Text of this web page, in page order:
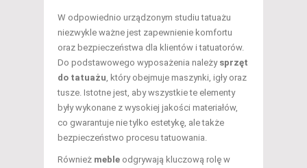
W odpowiednio urządzonym studiu tatuażu
niezwykle ważne jest zapewnienie komfortu
oraz bezpieczeństwa dla klientów i tatuatorów.
Do podstawowego wyposażenia należy sprzęt
do tatuażu , który obejmuje maszynki, igły oraz
tusze. Istotne jest, aby wszystkie te elementy
były wykonane z wysokiej jakości materiałów,
co gwarantuje nie tylko estetykę, ale także
bezpieczeństwo procesu tatuowania.
Również meble odgrywają kluczową rolę w